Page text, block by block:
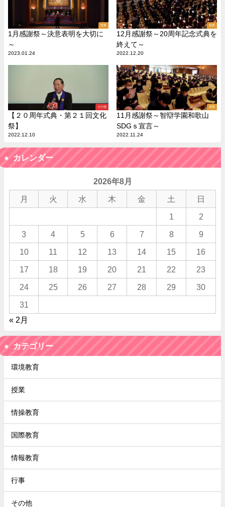
授業
1月感謝祭～決意表明を大切に
～
2023.01.24
授業
12月感謝祭～20周年記念式典を
終えて～
2022.12.20
その他
【２０周年式典・第２１回文化
祭】
2022.12.10
授業
11月感謝祭～智辯学園和歌山
SDGｓ宣言～
2022.11.24
カレンダー
2026年8月
月 火 水 木 金 土 日
1 2
3 4 5 6 7 8 9
10 11 12 13 14 15 16
17 18 19 20 21 22 23
24 25 26 27 28 29 30
31
« 2月
カテゴリー
環境教育
授業
情操教育
国際教育
情報教育
行事
その他